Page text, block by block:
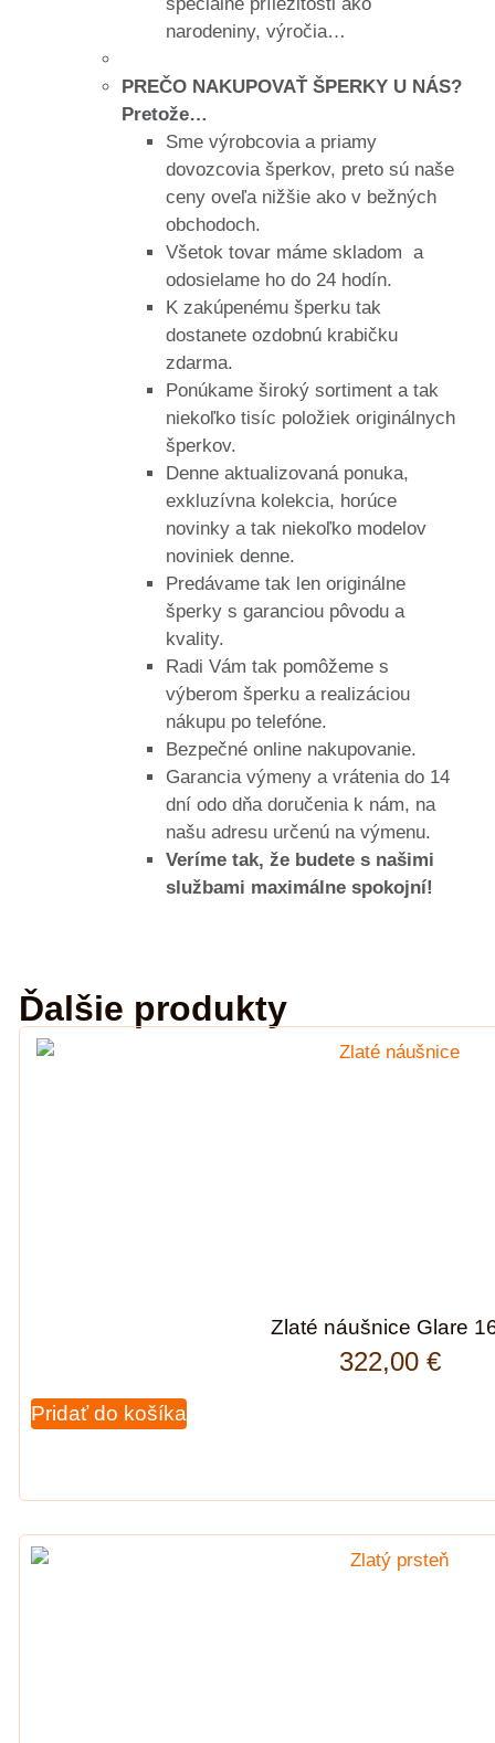
špeciálne príležitosti ako
narodeniny, výročia…
PREČO NAKUPOVAŤ ŠPERKY U NÁS?
Pretože…
Sme výrobcovia a priamy
dovozcovia šperkov, preto sú naše
ceny oveľa nižšie ako v bežných
obchodoch.
Všetok tovar máme skladom a
odosielame ho do 24 hodín.
K zakúpenému šperku tak
dostanete ozdobnú krabičku
zdarma.
Ponúkame široký sortiment a tak
niekoľko tisíc položiek originálnych
šperkov.
Denne aktualizovaná ponuka,
exkluzívna kolekcia, horúce
novinky a tak niekoľko modelov
noviniek denne.
Predávame tak len originálne
šperky s garanciou pôvodu a
kvality.
Radi Vám tak pomôžeme s
výberom šperku a realizáciou
nákupu po telefóne.
Bezpečné online nakupovanie.
Garancia výmeny a vrátenia do 14
dní odo dňa doručenia k nám, na
našu adresu určenú na výmenu.
Veríme tak, že budete s našimi
službami maximálne spokojní!
Ďalšie produkty
Zlaté náušnice Glare
322,00 €
Pridať do košíka